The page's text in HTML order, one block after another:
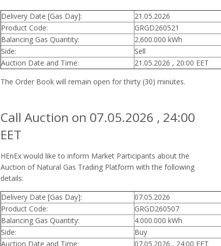
Delivery Date [Gas Day]:
21.05.2026
Product Code:
GRGD260521
Balancing Gas Quantity:
2.600.000 kWh
Side:
Sell
Auction Date and Time:
21.05.2026 , 20:00 EET
The Order Book will remain open for thirty (30) minutes.
Call Auction on 07.05.2026 , 24:00
EET
HEnEx would like to inform Market Participants about the
Auction of Natural Gas Trading Platform with the following
details:
Delivery Date [Gas Day]:
07.05.2026
Product Code:
GRGD260507
Balancing Gas Quantity:
4.000.000 kWh
Side:
Buy
Auction Date and Time:
07.05.2026 , 24:00 EET